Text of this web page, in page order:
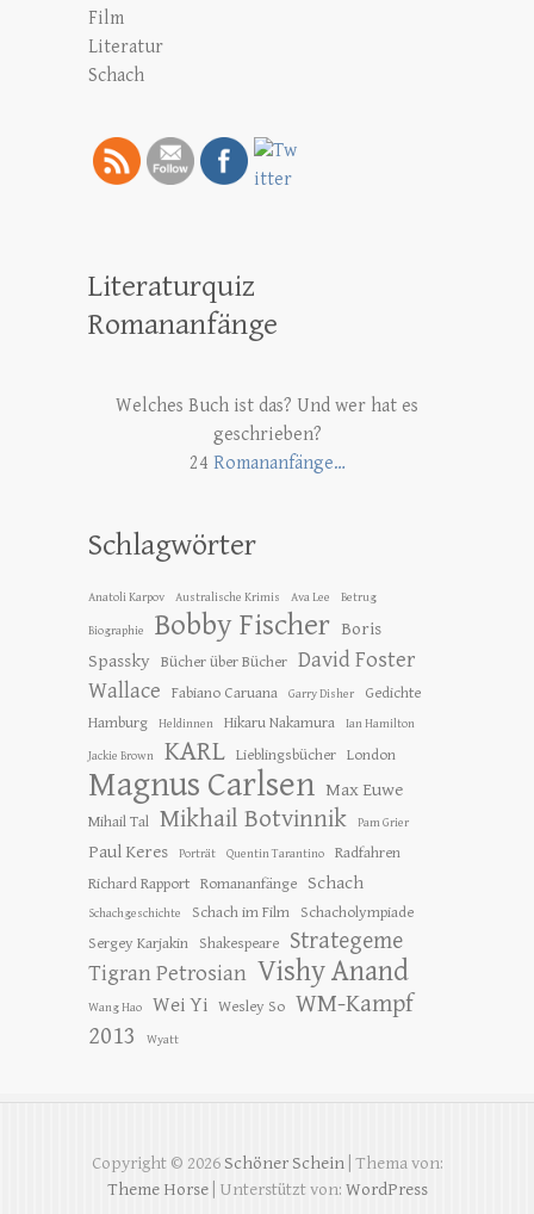
Film
Literatur
Schach
Literaturquiz
Romananfänge
Welches Buch ist das? Und wer hat es
geschrieben?
24 Romananfänge…
Schlagwörter
Anatoli Karpov Australische Krimis Ava Lee Betrug
Biographie Bobby Fischer Boris
Spassky Bücher über Bücher David Foster
Wallace
Fabiano Caruana Garry Disher
Gedichte
Hamburg
Heldinnen Hikaru Nakamura Ian Hamilton
Jackie Brown KARL Lieblingsbücher London
Magnus Carlsen Max Euwe
Mihail Tal Mikhail Botvinnik Pam Grier
Paul Keres Porträt Quentin Tarantino
Radfahren
Richard Rapport Romananfänge Schach
Schachgeschichte Schach im Film
Schacholympiade
Sergey Karjakin
Shakespeare Strategeme
Tigran Petrosian Vishy Anand
Wang Hao Wei Yi Wesley So WM-Kampf
2013
Wyatt
Copyright © 2026 Schöner Schein| Thema von:
Theme Horse| Unterstützt von: WordPress